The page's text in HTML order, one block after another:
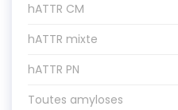
hATTR CM
hATTR mixte
hATTR PN
Toutes amyloses